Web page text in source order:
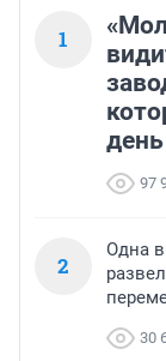
1
день
97
2
Одна
30